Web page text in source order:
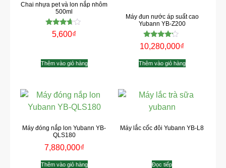
Chai nhựa pet và lon nắp nhôm
500ml
Được
xếp
5 sao
5,600₫
Thêm vào giỏ hàng
Máy đun nước áp suất cao
Yubann YB-Z200
Được xếp
hạng
5 sao
10,280,000₫
Thêm vào giỏ hàng
Máy đóng nắp lon Yubann YB-
QLS180
7,880,000₫
Thêm vào giỏ hàng
Máy lắc cốc đôi Yubann YB-L8
Đọc tiếp